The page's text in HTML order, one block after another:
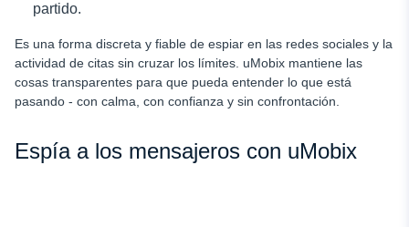
partido.
Es una forma discreta y fiable de espiar en las redes sociales y la
actividad de citas sin cruzar los límites. uMobix mantiene las
cosas transparentes para que pueda entender lo que está
pasando - con calma, con confianza y sin confrontación.
Espía a los mensajeros con uMobix